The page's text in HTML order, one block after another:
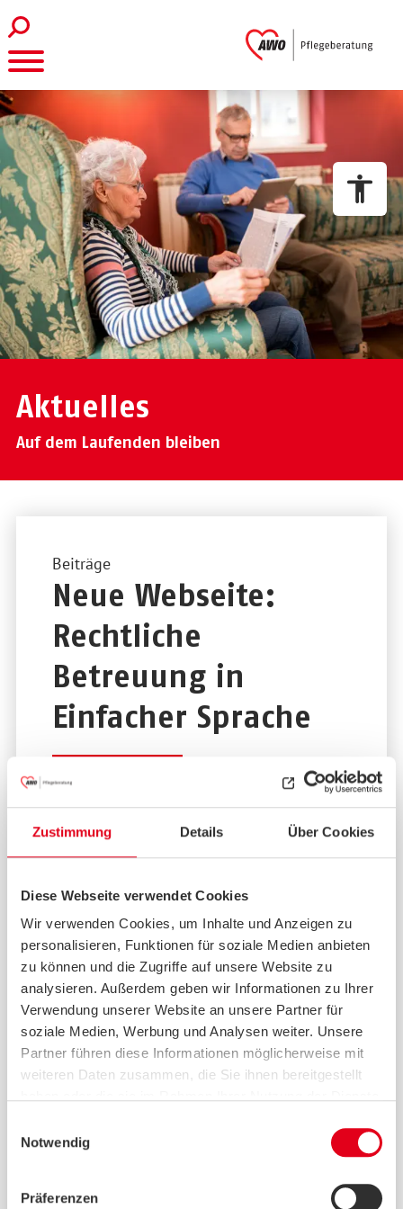
Zustimmung Details Über Cookies
Diese Webseite verwendet Cookies
Wir verwenden Cookies, um Inhalte und Anzeigen zu
personalisieren, Funktionen für soziale Medien anbieten
zu können und die Zugriffe auf unsere Website zu
analysieren. Außerdem geben wir Informationen zu Ihrer
Verwendung unserer Website an unsere Partner für
soziale Medien, Werbung und Analysen weiter. Unsere
Partner führen diese Informationen möglicherweise mit
weiteren Daten zusammen, die Sie ihnen bereitgestellt
Notwendig
Präferenzen
Aktuelles
Auf dem Laufenden bleiben
Beiträge
Neue Webseite:
Rechtliche
Betreuung in
Einfacher Sprache
08.06.2026
Person sitzt am Laptop und hält einen
Würfel mit einem Fragezeichen hoch.
Eine neue Webseite macht komplexe
Themen rund um die Rechtliche
Angebot erklärt zentrale Inhalte
Menschen mit Unterstützungsbedarf